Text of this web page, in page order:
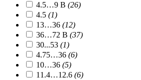
4.5…9 В (26)
4.5 (1)
13…36 (12)
36…72 В (37)
30...53 (1)
4.75…36 (6)
10…36 (5)
11.4…12.6 (6)